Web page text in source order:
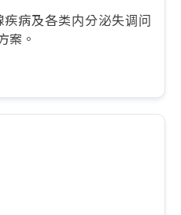
病及各类内分泌失调问
案。